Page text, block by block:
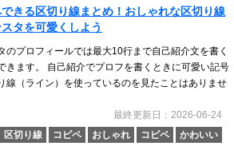
できる区切り線まとめ！おしゃれな区切り線
タを可愛くしよう
のプロフィールでは最大10行まで自己紹介文を書く
きます。 自己紹介でプロフを書くときに可愛い記号
線（ライン）を使っているのを見たことはありませ
最終更新日：2026-06-24
区切り線
コピペ おしゃれ コピペ かわいい